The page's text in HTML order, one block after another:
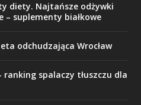
diety. Najtańsze odżywki
– suplementy białkowe
odchudzająca Wrocław
ranking spalaczy tłuszczu dla